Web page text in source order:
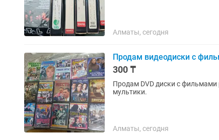
Алматы, сегодня
Продам видеодиски с
300 ₸
Продам DVD диски с
мультики.
Алматы, сегодня